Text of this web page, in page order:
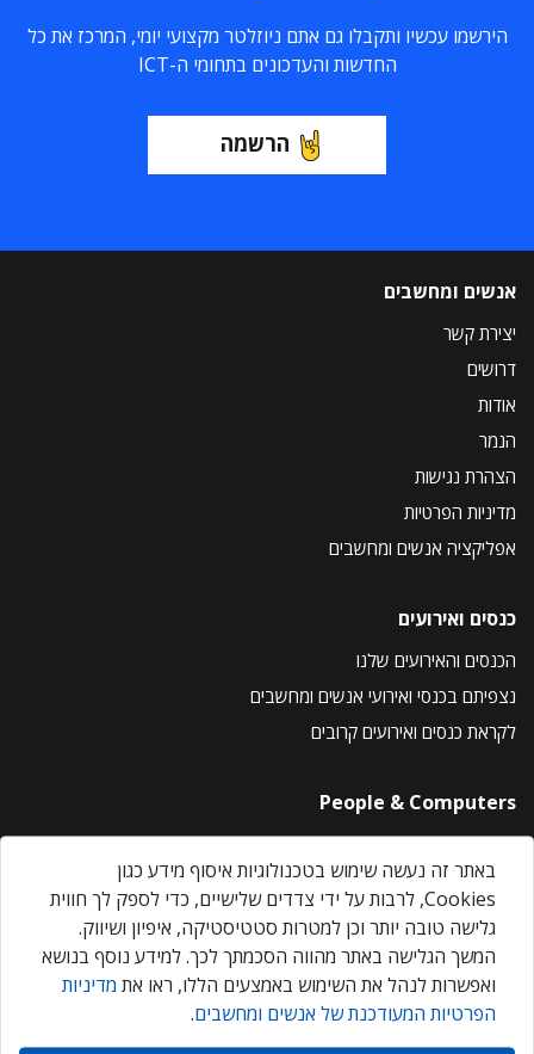
הירשמו עכשיו ותקבלו גם אתם ניוזלטר מקצועי יומי, המרכז את כל
החדשות והעדכונים בתחומי ה-ICT
הרשמה
אנשים ומחשבים
יצירת קשר
דרושים
אודות
הנמר
הצהרת נגישות
מדיניות הפרטיות
אפליקציה אנשים ומחשבים
כנסים ואירועים
הכנסים והאירועים שלנו
נצפיתם בכנסי ואירועי אנשים ומחשבים
לקראת כנסים ואירועים קרובים
People & Computers
About Us
Privacy Policy
Contact Us
Our Events
אנשים ומחשבים © 2026 – כל הזכויות שמורות
באתר זה נעשה שימוש בטכנולוגיות איסוף מידע כגון
Cookies, לרבות על ידי צדדים שלישיים, כדי לספק לך חווית
גלישה טובה יותר וכן למטרות סטטיסטיקה, איפיון ושיווק.
המשך הגלישה באתר מהווה הסכמתך לכך. למידע נוסף בנושא
ואפשרות לנהל את השימוש באמצעים הללו, ראו את מדיניות
הפרטיות המעודכנת של אנשים ומחשבים.